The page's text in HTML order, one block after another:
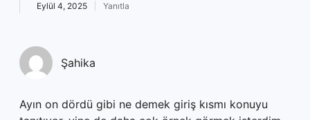
Eylül 4, 2025 Yanıtla
Şahika
Ayın on dördü gibi ne demek giriş kısmı konuyu